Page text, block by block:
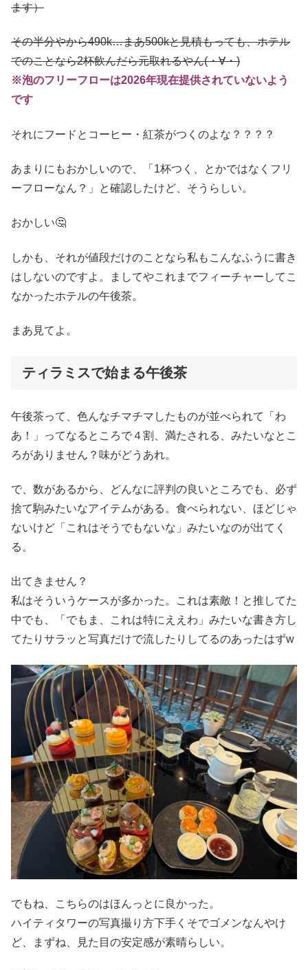
ます）
その半分やから490k…まあ500kと見積もっても、ホテル
でのことなら2杯飲んだら元取れるやん(・∀・)
※泡のフリーフローは2026年現在提供されていないよう
です
それにフードとコーヒー・紅茶がつくのよな？？？？
あまりにもおかしいので、「1杯つく、とかではなくフリ
ーフローなん？」と確認したけど、そうらしい。
おかしい🤔
しかも、それが値段だけのことなら私もこんなふうに書き
はしないのですよ。ましてやこれまでフィーチャーしてこ
なかったホテルの午後茶。
まあ見てよ。
ティラミスで始まる午後茶
午後茶って、色んなチマチマしたものが並べられて「わ
あ！」ってなるところで４割、満たされる、みたいなとこ
ろがありません？味がどうあれ。
で、数があるから、どんなに評判の良いところでも、必ず
捨て駒みたいなアイテムがある。食べられない、ほどじゃ
ないけど「これはそうでもないな」みたいなのが出てく
る。
出てきません？
私はそういうケースが多かった。これは素敵！と推してた
中でも、「でもま、これは特にええわ」みたいな書き方し
てたりサラッと写真だけで流したりしてるのあったはずw
でもね、こちらのはほんっとに良かった。
ハイティタワーの写真撮り方下手くそでゴメンなんやけ
ど、まずね、見た目の安定感が素晴らしい。